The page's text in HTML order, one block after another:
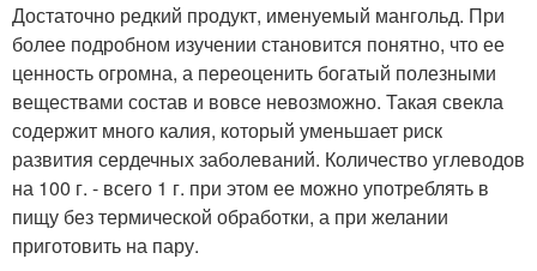
Достаточно редкий продукт, именуемый мангольд. При
более подробном изучении становится понятно, что ее
ценность огромна, а переоценить богатый полезными
веществами состав и вовсе невозможно. Такая свекла
содержит много калия, который уменьшает риск
развития сердечных заболеваний. Количество углеводов
на 100 г. - всего 1 г. при этом ее можно употреблять в
пищу без термической обработки, а при желании
приготовить на пару.